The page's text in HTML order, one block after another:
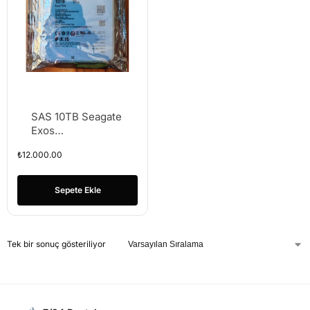
SAS 10TB Seagate
Exos
10TB SAS Hard
Drive SERVER
₺12.000.00
Sepete Ekle
Tek bir sonuç gösteriliyor